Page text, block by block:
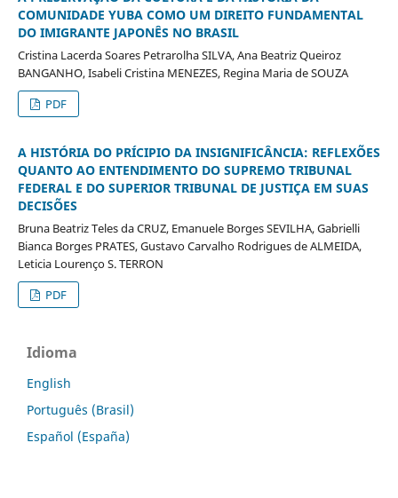
COMUNIDADE YUBA COMO UM DIREITO FUNDAMENTAL
DO IMIGRANTE JAPONÊS NO BRASIL
Cristina Lacerda Soares Petrarolha SILVA, Ana Beatriz Queiroz
BANGANHO, Isabeli Cristina MENEZES, Regina Maria de SOUZA
PDF
A HISTÓRIA DO PRÍCIPIO DA INSIGNIFICÂNCIA: REFLEXÕES
QUANTO AO ENTENDIMENTO DO SUPREMO TRIBUNAL
FEDERAL E DO SUPERIOR TRIBUNAL DE JUSTIÇA EM SUAS
DECISÕES
Bruna Beatriz Teles da CRUZ, Emanuele Borges SEVILHA, Gabrielli
Bianca Borges PRATES, Gustavo Carvalho Rodrigues de ALMEIDA,
Leticia Lourenço S. TERRON
PDF
Idioma
English
Português (Brasil)
Español (España)